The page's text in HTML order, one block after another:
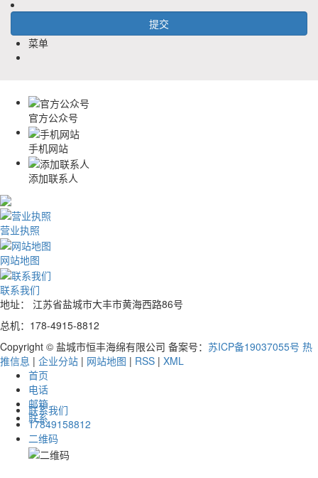
菜单
官方公众号
手机网站
添加联系人
营业执照
网站地图
联系我们
地址： 江苏省盐城市大丰市黄海西路86号
总机：178-4915-8812
Copyright © 盐城市恒丰海绵有限公司 备案号： 苏ICP备19037055号 热
推信息 | 企业分站 | 网站地图 | RSS | XML
首页
电话
邮箱
联系
联系我们
17849158812
二维码